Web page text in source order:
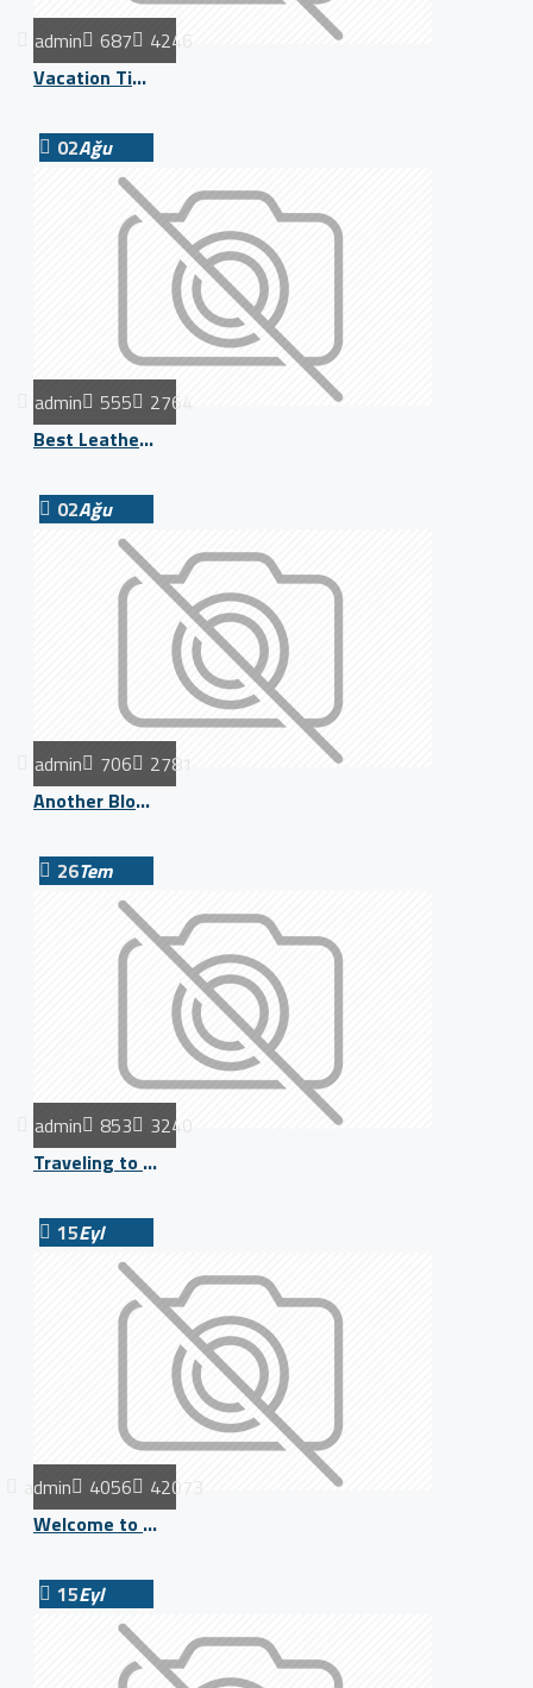
admin 687
4246
Vacation Time
02Ağu
admin 555
2764
Best Leather Bags
02Ağu
admin 706
2781
Another Blog Post
26Tem
admin 853
3240
Traveling to Greece
15Eyl
admin 4056
42073
Welcome to Journal Blog
15Eyl